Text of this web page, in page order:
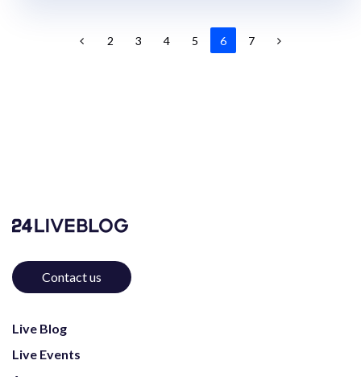
2 3 4 5 6 7
Contact us
Live Blog
Live Events